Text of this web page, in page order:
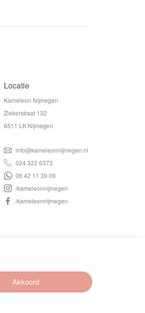
Locatie
Kameleon Nijmegen
Ziekerstraat 132
6511 LK Nijmegen
info@kameleonnijmegen.nl
024 322 6373
06 42 11 39 09
/kameleonnijmegen
/kameleonnijmegen